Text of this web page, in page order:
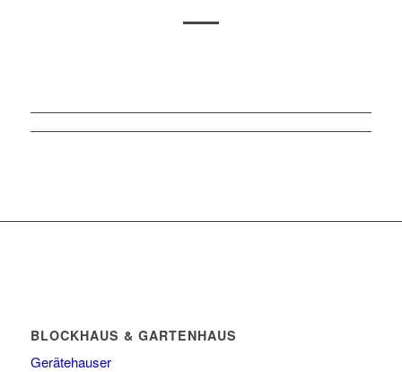
BLOCKHAUS & GARTENHAUS
Gerätehauser